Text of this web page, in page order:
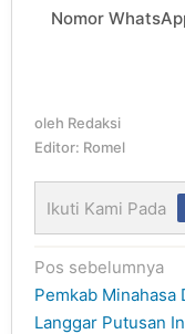
Nomor
oleh Redaksi
Editor: Romel
Ikuti Kami Pada
Navigasi
pos
Pos sebelumnya
Pemkab Minahasa
Langgar Putusan